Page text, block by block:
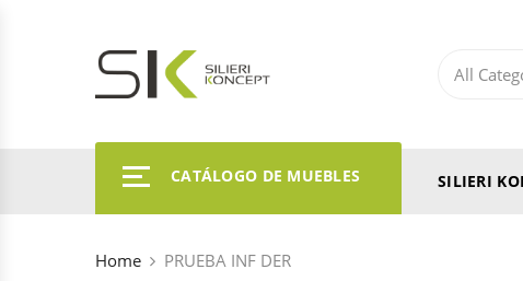
CATÁLOGO DE MUEBLES SILIERI
Home PRUEBA INF DER